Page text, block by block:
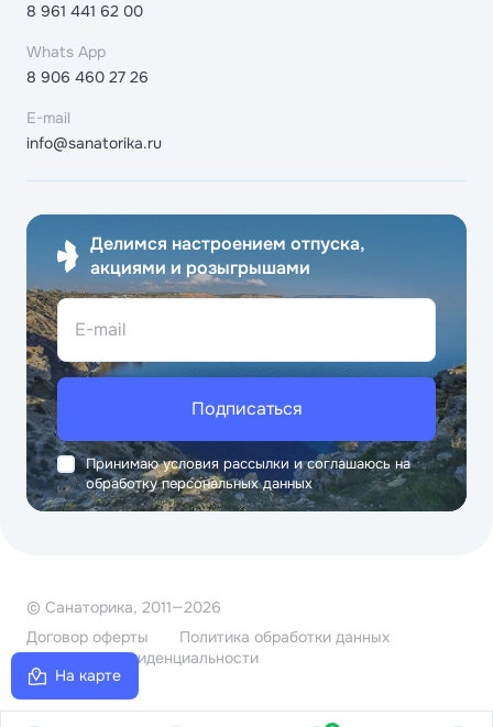
На карте
8 961 441 62 00
Whats App
8 906 460 27 26
E-mail
info@sanatorika.ru
Делимся настроением отпуска,
акциями и розыгрышами
E-mail
Подписаться
Принимаю условия рассылки и соглашаюсь на
обработку персональных данных
© Санаторика, 2011—2026
Договор оферты
Политика обработки данных
Политика конфиденциальности